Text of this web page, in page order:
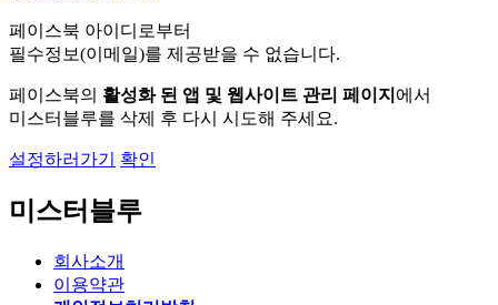
페이스북 아이디로부터
필수정보(이메일)를 제공받을 수 없습니다.
페이스북의 활성화 된 앱 및 웹사이트 관리 페이지 에서
미스터블루를 삭제 후 다시 시도해 주세요.
설정하러가기 확인
미스터블루
회사소개
이용약관